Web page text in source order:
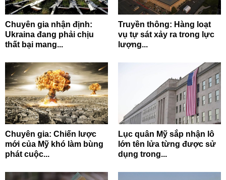
Chuyên gia nhận định:
Ukraina đang phải chịu
thất bại mang...
Truyền thông: Hàng loạt
vụ tự sát xảy ra trong lực
lượng...
Chuyên gia: Chiến lược
mới của Mỹ khó làm bùng
phát cuộc...
Lục quân Mỹ sắp nhận lô
lớn tên lửa từng được sử
dụng trong...